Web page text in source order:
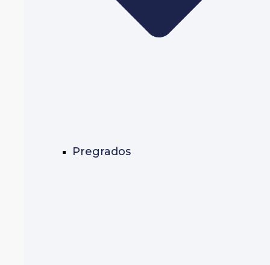
Pregrados